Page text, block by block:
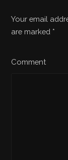
Your email
are marked *
Comment